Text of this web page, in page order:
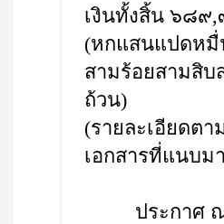
เงินทั้งสิ้น ๖๘๙
(หกแสนแปดหมื่
สามร้อยสามสิบ
ถ้วน)
(รายละเอียดตา
เอกสารที่แนบม
ประกาศ